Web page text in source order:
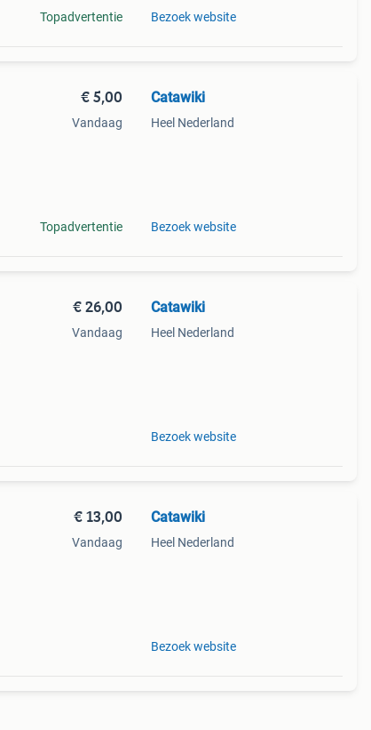
Topadvertentie Bezoek website
€ 5,00
Vandaag
Topadvertentie
Catawiki
Heel Nederland
Bezoek website
€ 26,00
Vandaag
Catawiki
Heel Nederland
Bezoek website
€ 13,00
Vandaag
Catawiki
Heel Nederland
Bezoek website